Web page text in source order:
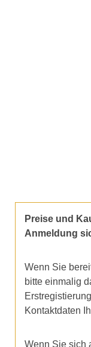
Preise und
Anmeldung
Wenn Sie
bitte einmalig
Kontaktdaten
Wenn Sie sich